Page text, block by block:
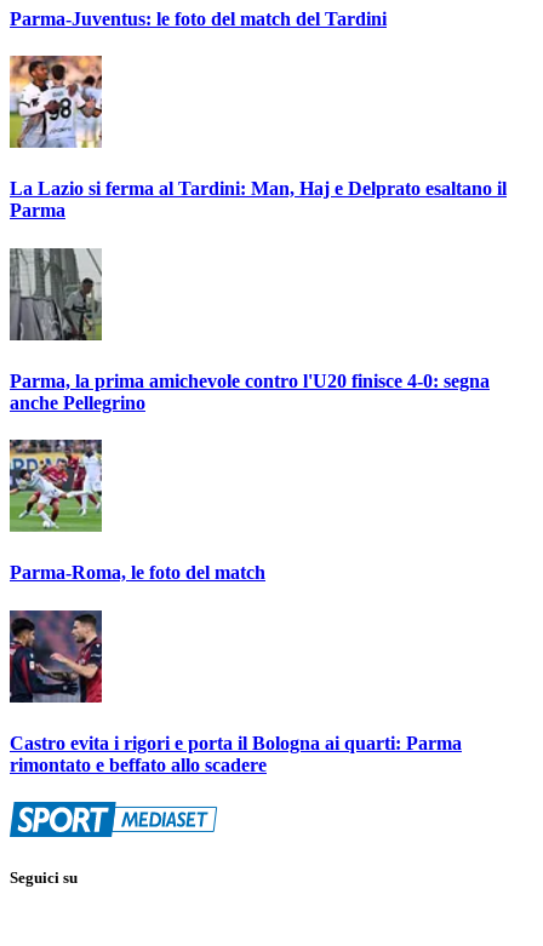
Parma-Juventus: le foto del match del Tardini
La Lazio si ferma al Tardini: Man, Haj e Delprato esaltano il
Parma
Parma, la prima amichevole contro l'U20 finisce 4-0: segna
anche Pellegrino
Parma-Roma, le foto del match
Castro evita i rigori e porta il Bologna ai quarti: Parma
rimontato e beffato allo scadere
Seguici su